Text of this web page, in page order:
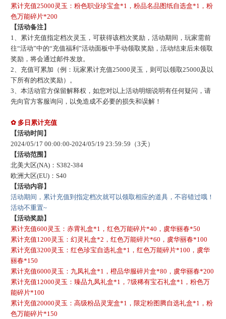
累计充值25000灵玉：粉色职业珍宝盒*1，粉品名品图纸自选盒*1，粉
色万能碎片*200
【活动备注】
1、累计充值指定档次灵玉，可获得该档次奖励，活动期间，玩家需前
往“活动”中的“充值福利”活动面板中手动领取奖励，活动结束后未领取
奖励，将会通过邮件发放。
2、充值可累加（例：玩家累计充值25000灵玉，则可以领取25000及以
下所有的档次奖励）。
3、本活动官方保留解释权，如您对以上活动明细说明有任何疑问，请
先向官方客服询问，以免造成不必要的损失和误解！
✿ 多日累计充值
【活动时间】
2024/05/17 00:00:00-2024/05/19 23:59:59 （3天）
【活动范围】
北美大区(NA)：S382-384
欧洲大区(EU)：S40
【活动内容】
活动期间，累计充值到指定档次就可以领取相应的道具，不容错过哦！
活动不重置~
【活动奖励】
累计充值600灵玉：赤霄礼盒*1，红色万能碎片*40，虞华丽春*50
累计充值1200灵玉：幻灵礼盒*2，红色万能碎片*60，虞华丽春*100
累计充值3200灵玉：红色珍宝自选礼盒*1，红色万能碎片*100，虞华
丽春*150
累计充值6000灵玉：九凤礼盒*1，橙品华服碎片盒*80，虞华丽春*200
累计充值12000灵玉：臻品九凤礼盒*1，7级稀有宝石礼盒*1，粉色万
能碎片*100
累计充值20000灵玉：高级粉品灵宠盒*1，限定粉图腾自选礼盒*1，粉
色万能碎片*150